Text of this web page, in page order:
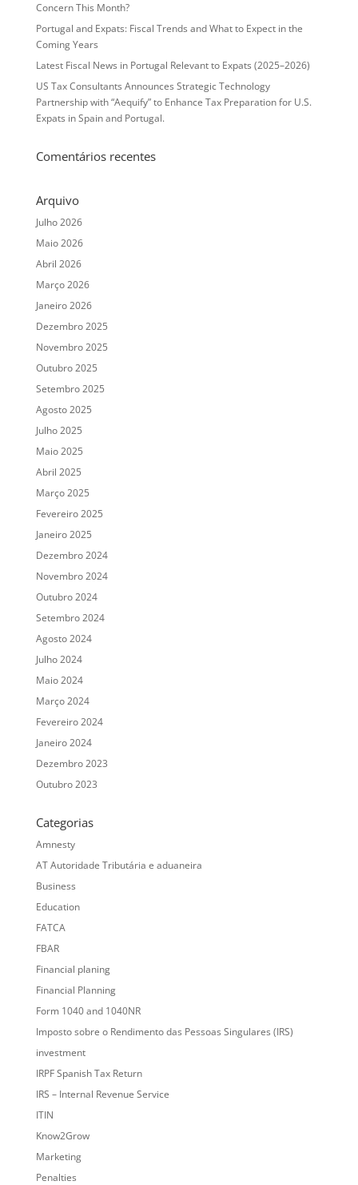
Concern This Month?
Portugal and Expats: Fiscal Trends and What to Expect in the
Coming Years
Latest Fiscal News in Portugal Relevant to Expats (2025–2026)
US Tax Consultants Announces Strategic Technology
Partnership with “Aequify” to Enhance Tax Preparation for U.S.
Expats in Spain and Portugal.
Comentários recentes
Arquivo
Julho 2026
Maio 2026
Abril 2026
Março 2026
Janeiro 2026
Dezembro 2025
Novembro 2025
Outubro 2025
Setembro 2025
Agosto 2025
Julho 2025
Maio 2025
Abril 2025
Março 2025
Fevereiro 2025
Janeiro 2025
Dezembro 2024
Novembro 2024
Outubro 2024
Setembro 2024
Agosto 2024
Julho 2024
Maio 2024
Março 2024
Fevereiro 2024
Janeiro 2024
Dezembro 2023
Outubro 2023
Categorias
Amnesty
AT Autoridade Tributária e aduaneira
Business
Education
FATCA
FBAR
Financial planing
Financial Planning
Form 1040 and 1040NR
Imposto sobre o Rendimento das Pessoas Singulares (IRS)
investment
IRPF Spanish Tax Return
IRS – Internal Revenue Service
ITIN
Know2Grow
Marketing
Penalties